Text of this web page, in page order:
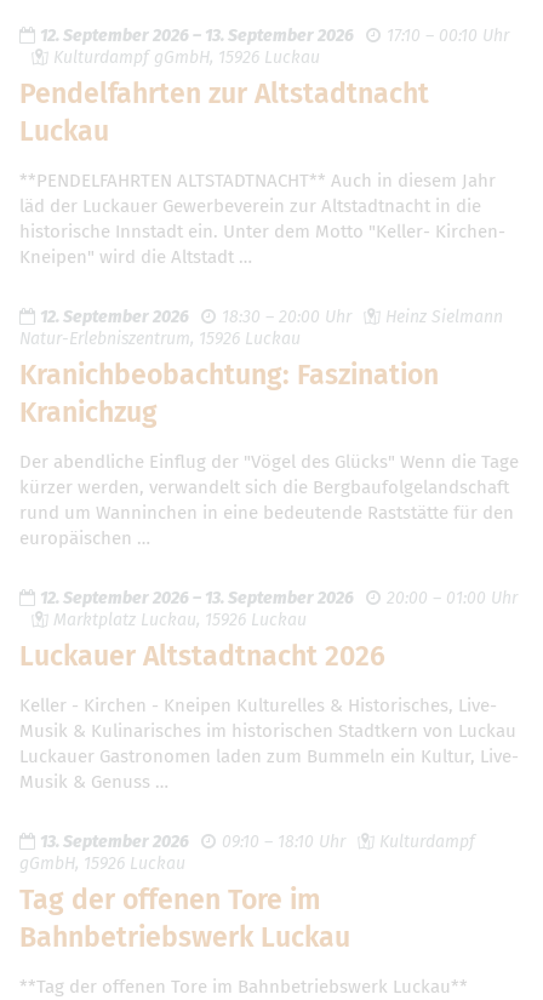
12. September 2026 – 13. September 2026
17:10 – 00:10 Uhr
Kulturdampf gGmbH, 15926 Luckau
Pendelfahrten zur Altstadtnacht
Luckau
**PENDELFAHRTEN ALTSTADTNACHT** Auch in diesem Jahr
läd der Luckauer Gewerbeverein zur Altstadtnacht in die
historische Innstadt ein. Unter dem Motto "Keller- Kirchen-
Kneipen" wird die Altstadt …
12. September 2026 18:30 – 20:00 Uhr
Heinz Sielmann
Natur-Erlebniszentrum, 15926 Luckau
Kranichbeobachtung: Faszination
Kranichzug
Der abendliche Einflug der "Vögel des Glücks" Wenn die Tage
kürzer werden, verwandelt sich die Bergbaufolgelandschaft
rund um Wanninchen in eine bedeutende Raststätte für den
europäischen …
12. September 2026 – 13. September 2026
20:00 – 01:00 Uhr
Marktplatz Luckau, 15926 Luckau
Luckauer Altstadtnacht 2026
Keller - Kirchen - Kneipen Kulturelles & Historisches, Live-
Musik & Kulinarisches im historischen Stadtkern von Luckau
Luckauer Gastronomen laden zum Bummeln ein Kultur, Live-
Musik & Genuss …
13. September 2026 09:10 – 18:10 Uhr
Kulturdampf
gGmbH, 15926 Luckau
Tag der offenen Tore im
Bahnbetriebswerk Luckau
**Tag der offenen Tore im Bahnbetriebswerk Luckau**